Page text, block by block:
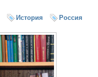
История Россия